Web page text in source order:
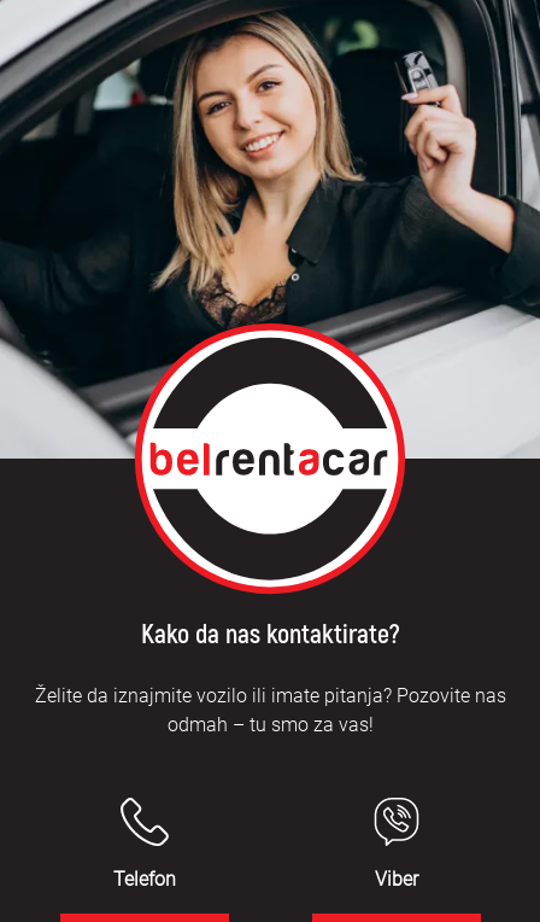
Kako da nas kontaktirate?
Želite da iznajmite vozilo ili imate pitanja? Pozovite nas
odmah – tu smo za vas!
Telefon Viber